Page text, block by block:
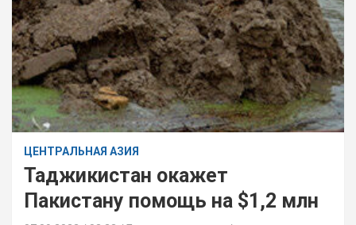
ЦЕНТРАЛЬНАЯ АЗИЯ
Таджикистан окажет
Пакистану помощь на $1,2 млн